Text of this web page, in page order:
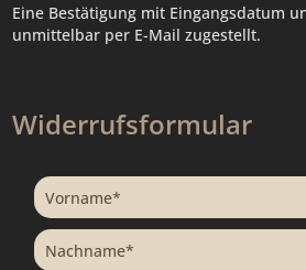
Eine Bestätigung mit Eingangsdatum
unmittelbar per E-Mail zugestellt.
Widerrufsformular